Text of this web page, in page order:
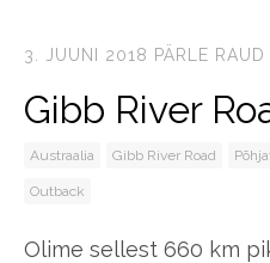
3. JUUNI 2018 PÄRLE RAUD
Gibb River
Austraalia Gibb River Road
Outback
Olime sellest 660 km